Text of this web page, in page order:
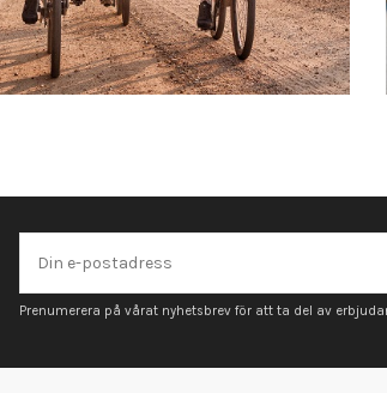
Prenumerera på vårat nyhetsbrev för att ta del av